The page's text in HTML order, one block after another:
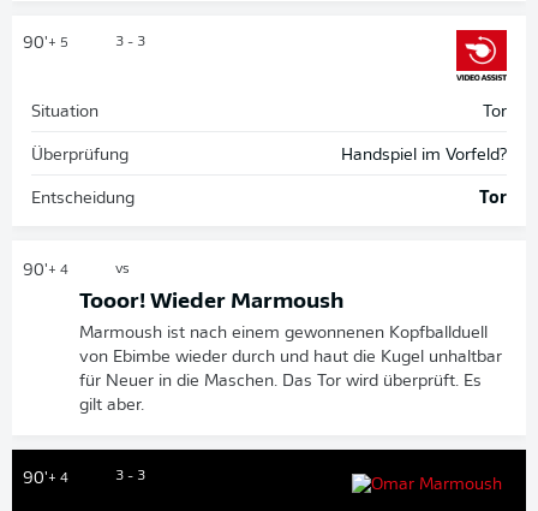
90'+ 5 3 - 3
Situation Tor
Überprüfung Handspiel im Vorfeld?
Entscheidung Tor
90'+ 4 vs
Tooor! Wieder Marmoush
Marmoush ist nach einem gewonnenen Kopfballduell
von Ebimbe wieder durch und haut die Kugel unhaltbar
für Neuer in die Maschen. Das Tor wird überprüft. Es
gilt aber.
90'+ 4 3 - 3